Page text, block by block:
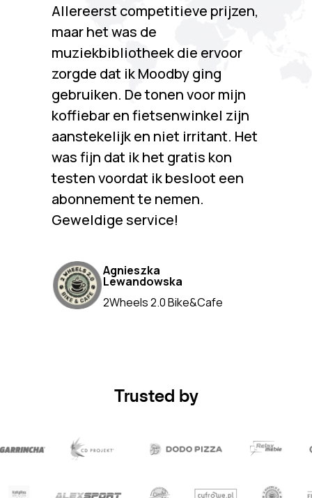
Allereerst competitieve prijzen,
maar het was de
muziekbibliotheek die ervoor
zorgde dat ik Moodby ging
gebruiken. De tonen voor mijn
koffiebar en fietsenwinkel zijn
aanstekelijk en niet irritant. Het
was fijn dat ik het gratis kon
testen voordat ik besloot een
abonnement te nemen.
Geweldige service!
Agnieszka
Lewandowska
2Wheels 2.0 Bike&Cafe
Trusted by